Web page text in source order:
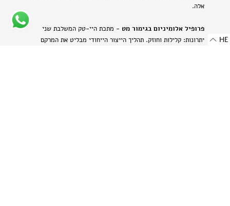
אלה.
פרופיל אלומיניום בגימור מט - מתכת היי-טק המשלבת שני
יתרונות: קלילות וחוזק. תהליך הייצור הייחודי מבליט את המרקם
HE